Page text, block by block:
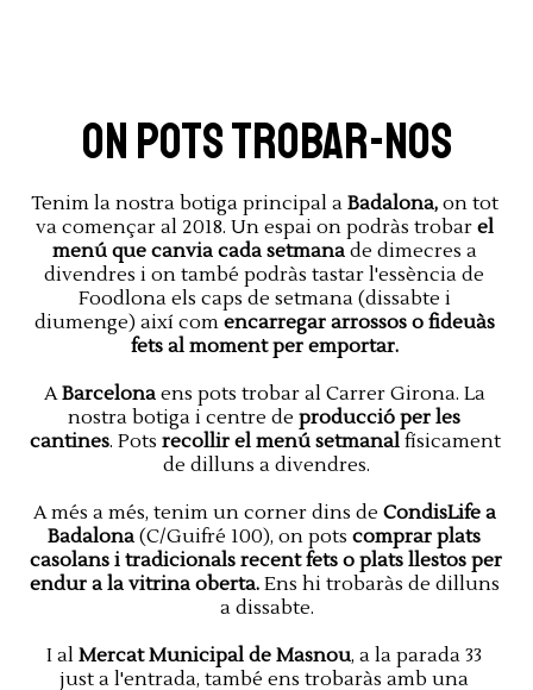
On pots trobar-nos
Tenim la nostra botiga principal a Badalona, on tot
va començar al 2018. Un espai on podràs trobar el
menú que canvia cada setmana de dimecres a
divendres i on també podràs tastar l'essència de
Foodlona els caps de setmana (dissabte i
diumenge) així com encarregar arrossos o fideuàs
fets al moment per emportar.
A Barcelona ens pots trobar al Carrer Girona. La
nostra botiga i centre de producció per les
cantines. Pots recollir el menú setmanal físicament
de dilluns a divendres.
A més a més, tenim un corner dins de CondisLife a
Badalona (C/Guifré 100), on pots comprar plats
casolans i tradicionals recent fets o plats llestos per
endur a la vitrina oberta. Ens hi trobaràs de dilluns
a dissabte.
I al Mercat Municipal de Masnou, a la parada 33
just a l'entrada, també ens trobaràs amb una